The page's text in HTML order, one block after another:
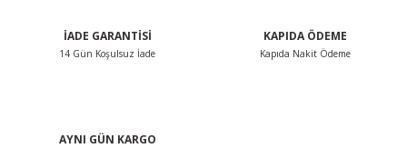
İADE GARANTİSİ
14 Gün Koşulsuz İade
KAPIDA ÖDEME
Kapıda Nakit Ödeme
AYNI GÜN KARGO